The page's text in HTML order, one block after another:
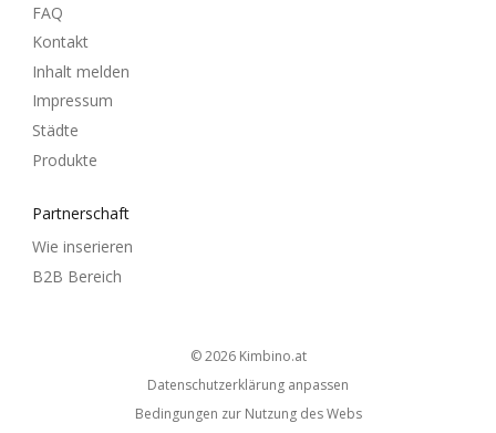
FAQ
Kontakt
Inhalt melden
Impressum
Städte
Produkte
Partnerschaft
Wie inserieren
B2B Bereich
© 2026 kimbino.at
Datenschutzerklärung anpassen
Bedingungen zur Nutzung des Webs